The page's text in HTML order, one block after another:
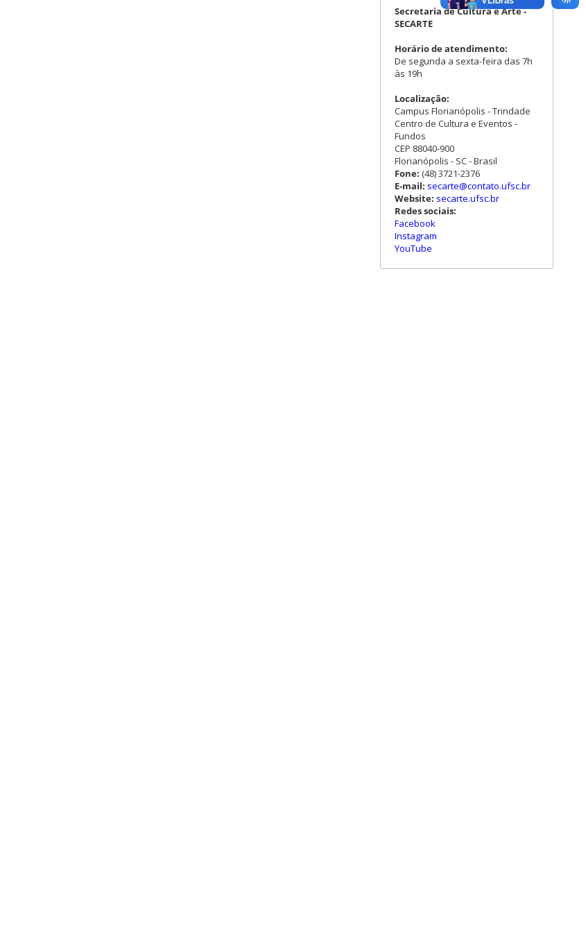
Secretaria de Cultura e Arte -
SECARTE
Horário de atendimento:
De segunda a sexta-feira das 7h
às 19h
Localização:
Campus Florianópolis - Trindade
Centro de Cultura e Eventos -
Fundos
CEP 88040-900
Florianópolis - SC - Brasil
Fone: (48) 3721-2376
E-mail: secarte@contato.ufsc.br
Website: secarte.ufsc.br
Redes sociais:
Facebook
Instagram
YouTube